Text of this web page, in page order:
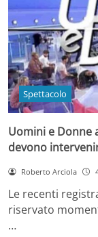
Spettacolo
Uomini e Donne
devono
Roberto Arciola
Le recenti
riservato
…